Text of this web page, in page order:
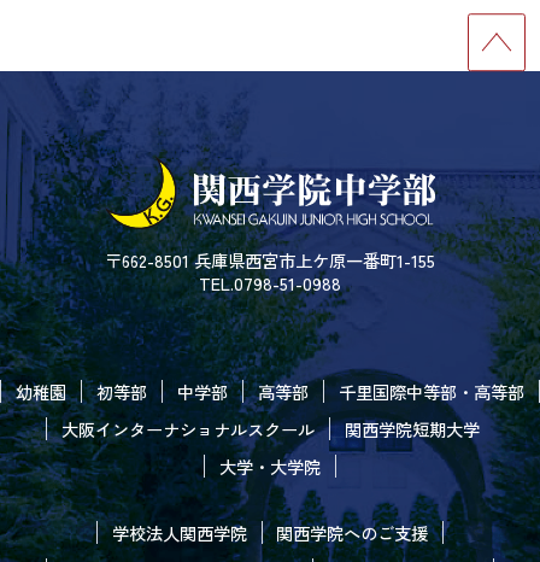
〒662-8501 兵庫県西宮市上ケ原一番町1-155
TEL.0798-51-0988
幼稚園 初等部 中学部 高等部
千里国際中等部・高等部
大阪インターナショナルスクール
関西学院短期大学
大学・大学院
学校法人関西学院
関西学院へのご支援